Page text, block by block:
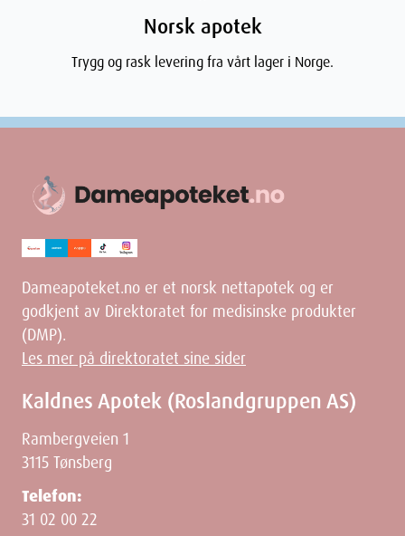
Norsk apotek
Trygg og rask levering fra vårt lager i Norge.
Dameapoteket.no er et norsk nettapotek og er
godkjent av Direktoratet for medisinske produkter
(DMP).
Les mer på direktoratet sine sider
Kaldnes Apotek (Roslandgruppen AS)
Rambergveien 1
3115 Tønsberg
Telefon:
31 02 00 22